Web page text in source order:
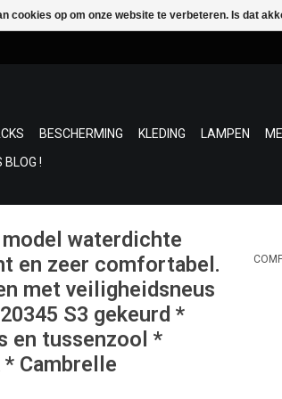
BESCHERMING KLEDING LAMPEN
BLOG !
waterdichte
en zeer comfortabel.
met veiligheidsneus
S3 gekeurd *
en tussenzool *
Cambrelle
cookies op om onze website te verbeteren. Is dat